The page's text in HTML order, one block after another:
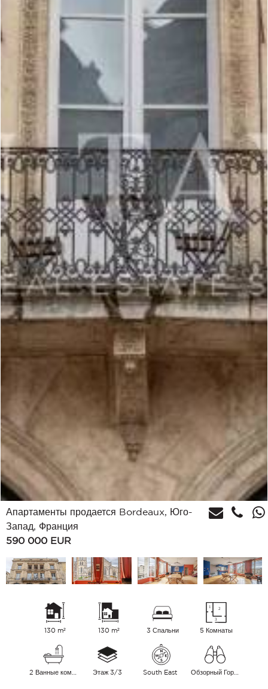
Апартаменты продается Bordeaux, Юго-
Запад, Франция
590 000 EUR
130 m² 130 m² 3 Спальни 5 Комнаты
2 Ванные комнаты Этаж 3/3 South East Обзорный Город